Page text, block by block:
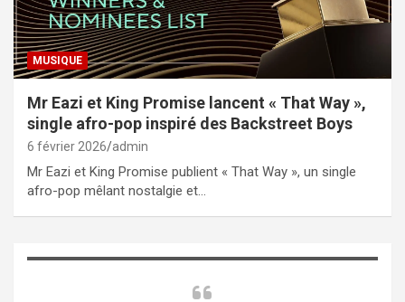
MUSIQUE
Mr Eazi et King Promise lancent « That Way »,
single afro-pop inspiré des Backstreet Boys
6 février 2026 admin
Mr Eazi et King Promise publient « That Way », un single
afro-pop mêlant nostalgie et…